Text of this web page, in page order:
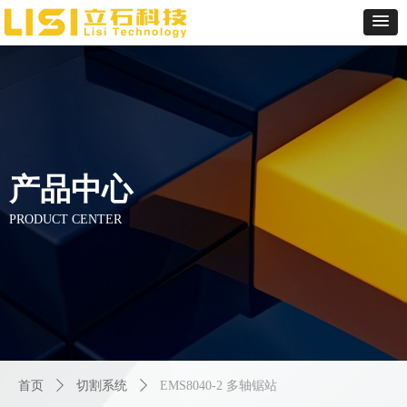
产品中心
PRODUCT CENTER
首页 ꄲ 切割系统 ꄲ EMS8040-2 多轴锯站